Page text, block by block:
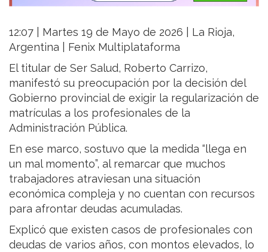
12:07 | Martes 19 de Mayo de 2026 | La Rioja,
Argentina | Fenix Multiplataforma
El titular de Ser Salud, Roberto Carrizo,
manifestó su preocupación por la decisión del
Gobierno provincial de exigir la regularización de
matrículas a los profesionales de la
Administración Pública.
En ese marco, sostuvo que la medida “llega en
un mal momento”, al remarcar que muchos
trabajadores atraviesan una situación
económica compleja y no cuentan con recursos
para afrontar deudas acumuladas.
Explicó que existen casos de profesionales con
deudas de varios años, con montos elevados, lo